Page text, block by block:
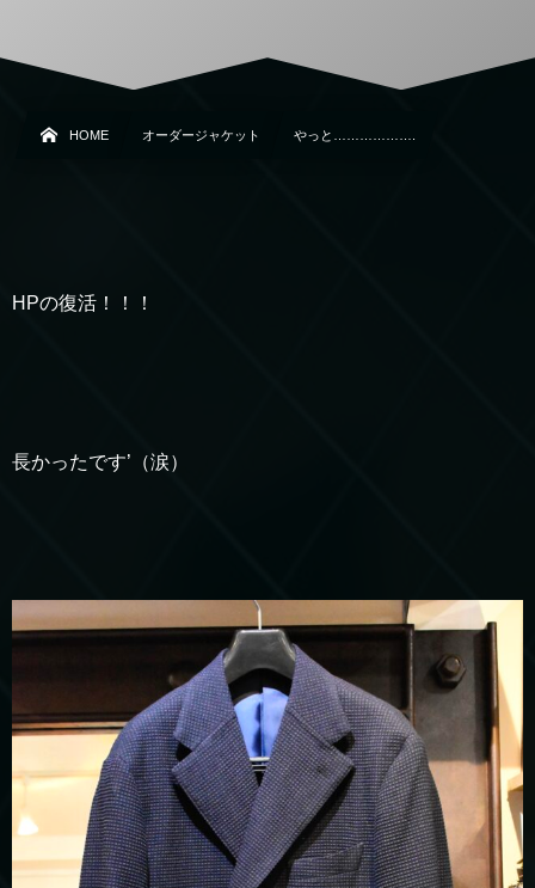
HOME オーダージャケット やっと……………….
HPの復活！！！
長かったです’（涙）